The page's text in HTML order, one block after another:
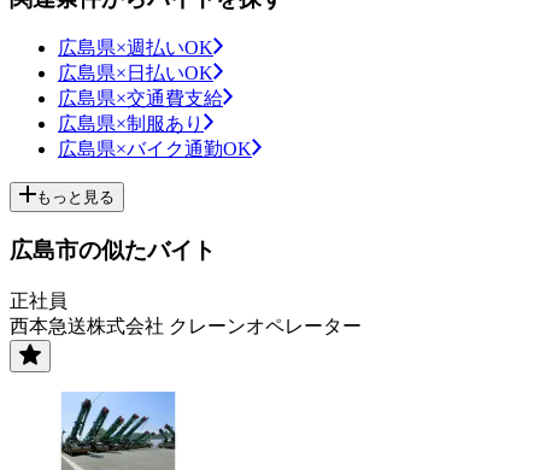
広島県×週払いOK
広島県×日払いOK
広島県×交通費支給
広島県×制服あり
広島県×バイク通勤OK
もっと見る
広島市の似たバイト
正社員
西本急送株式会社 クレーンオペレーター